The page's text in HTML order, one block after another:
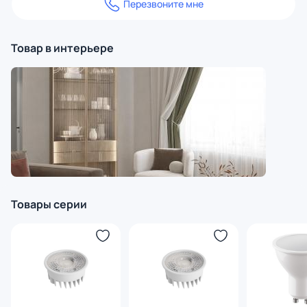
Перезвоните мне
Товар в интерьере
Товары серии